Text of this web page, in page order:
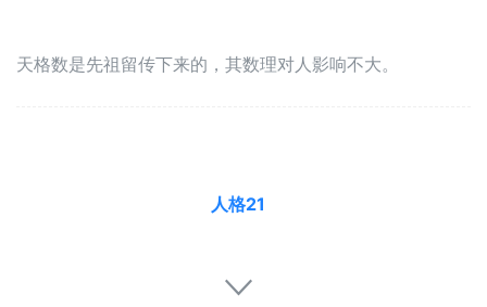
天格数是先祖留传下来的，其数理对人影响不大。
人格21